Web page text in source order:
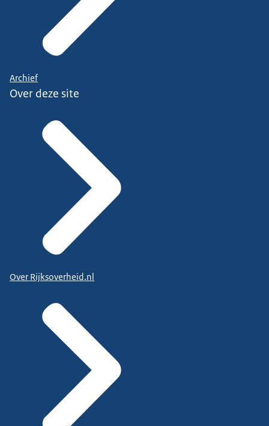
Archief
Over deze site
Over Rijksoverheid.nl